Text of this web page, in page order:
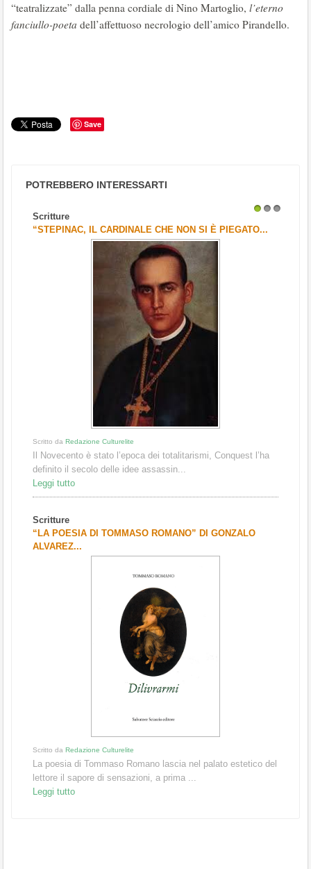
“teatralizzate” dalla penna cordiale di Nino Martoglio, l’eterno
fanciullo-poeta dell’affettuoso necrologio dell’amico Pirandello.
Save
POTREBBERO INTERESSARTI
Scritture
“STEPINAC, IL CARDINALE CHE NON SI È PIEGATO...
Scritto da Redazione Culturelite
Il Novecento è stato l’epoca dei totalitarismi, Conquest l’ha
definito il secolo delle idee assassin...
Leggi tutto
Scritture
“LA POESIA DI TOMMASO ROMANO” DI GONZALO
ALVAREZ...
Scritto da Redazione Culturelite
La poesia di Tommaso Romano lascia nel palato estetico del
lettore il sapore di sensazioni, a prima ...
Leggi tutto